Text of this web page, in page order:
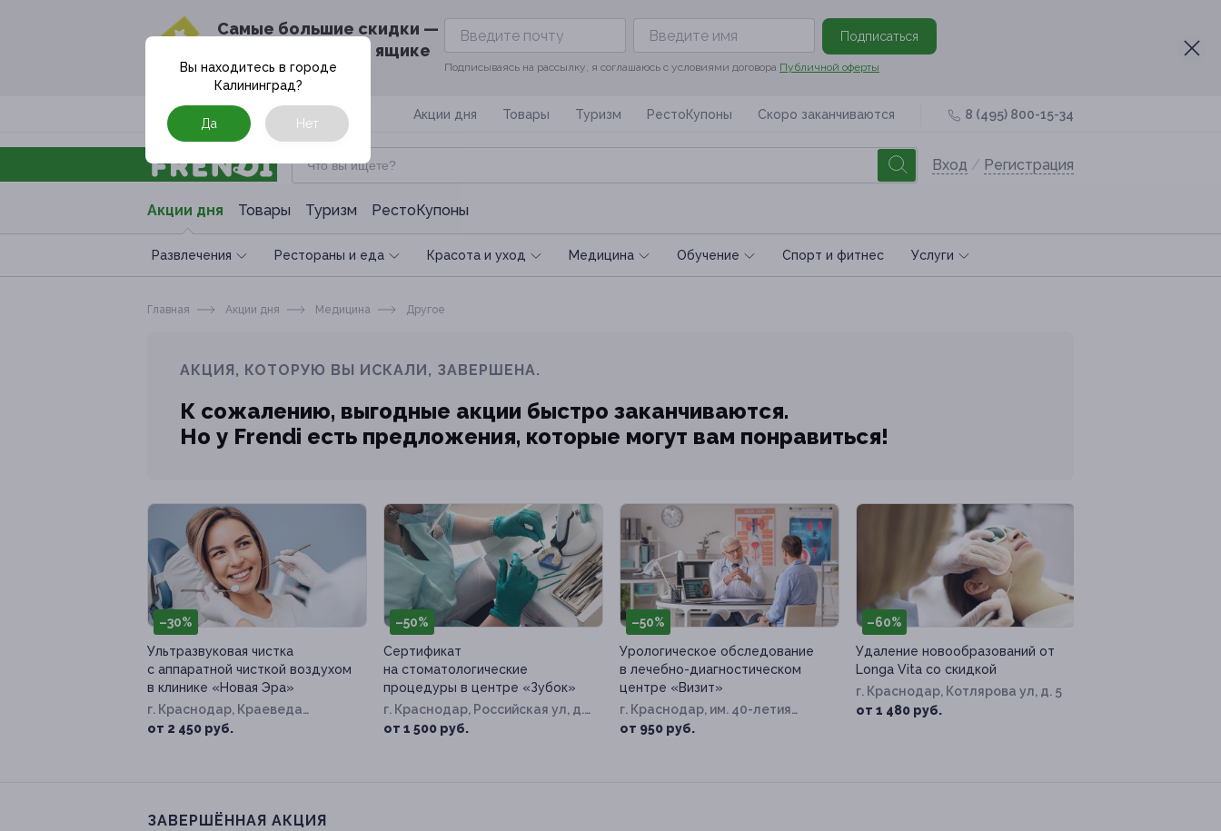
Cамые большие скидки —
в твоём почтовом ящике
Подписаться
Подписываясь на рассылку, я соглашаюсь с условиями договора Публичной оферты
Москва Акции дня Товары Туризм РестоКупоны Скоро заканчиваются 8 (495) 800-15-34
Вход / Регистрация
Акции дня Товары Туризм РестоКупоны
Развлечения Рестораны и еда Красота и уход Медицина Обучение Спoрт и фитнес Услуги
Вы находитесь в городе
Калининград?
Да Нет
Главная Акции дня Медицина Другое
АКЦИЯ, КОТОРУЮ ВЫ ИСКАЛИ, ЗАВЕРШЕНА.
К сожалению, выгодные акции быстро заканчиваются.
Но у Frendi есть предложения, которые могут вам понравиться!
–30%
Ультразвуковая чистка
с аппаратной чисткой воздухом
в клинике «Новая Эра»
г. Краснодар, Краеведа
Соловьёва ул, д. 6, к. 4
от 2 450 руб.
–50%
Сертификат
на стоматологические
процедуры в центре «Зубок»
г. Краснодар, Российская ул, д.
99
от 1 500 руб.
–50%
Урологическое обследование
в лечебно-диагностическом
центре «Визит»
г. Краснодар, им. 40-летия
Победы ул, д. 99
от 950 руб.
–60%
Удаление новообразований от
Longa Vita со скидкой
г. Краснодар, Котлярова ул, д. 5
от 1 480 руб.
ЗАВЕРШЁННАЯ АКЦИЯ